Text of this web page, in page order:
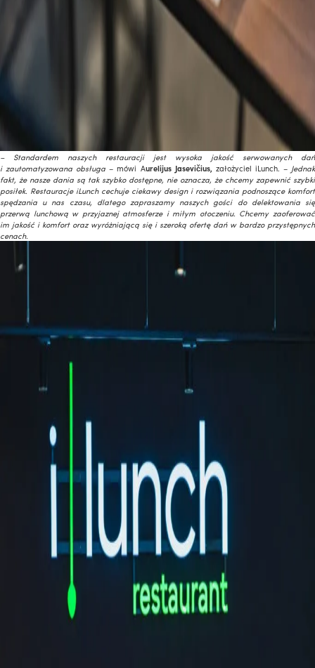
– Standardem naszych restauracji jest wysoka jakość serwowanych dań
i zautomatyzowana obsługa – mówi Aurelijus Jasevičius, założyciel iLunch. – Jednak
fakt, że nasze dania są tak szybko dostępne, nie oznacza, że chcemy zapewnić szybki
posiłek. Restauracje iLunch cechuje ciekawy design i rozwiązania podnoszące komfort
spędzania u nas czasu, dlatego zapraszamy naszych gości do delektowania się
przerwą lunchową w przyjaznej atmosferze i miłym otoczeniu. Chcemy zaoferować
im jakość i komfort oraz wyróżniającą się i szeroką ofertę dań w bardzo przystępnych
cenach.